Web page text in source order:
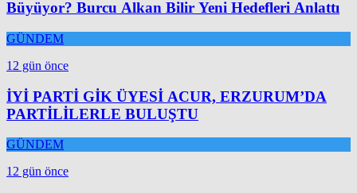
Büyüyor? Burcu Alkan Bilir Yeni Hedefleri Anlattı
GÜNDEM
12 gün önce
İYİ PARTİ GİK ÜYESİ ACUR, ERZURUM’DA
PARTİLİLERLE BULUŞTU
GÜNDEM
12 gün önce